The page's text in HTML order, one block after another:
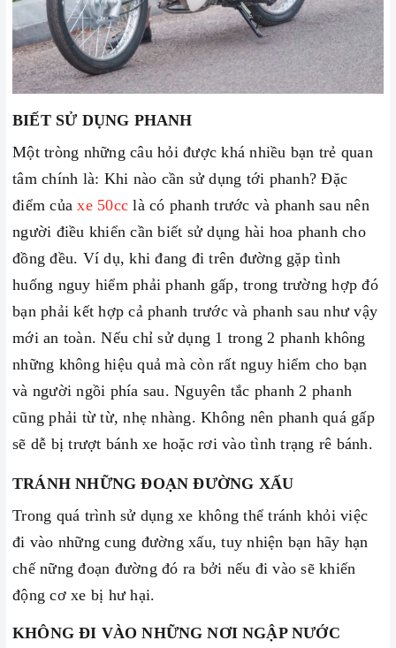
BIẾT SỬ DỤNG PHANH
Một tròng những câu hỏi được khá nhiều bạn trẻ quan
tâm chính là: Khi nào cần sử dụng tới phanh? Đặc
điểm củaxe 50cclà có phanh trước và phanh sau nên
người điều khiển cần biết sử dụng hài hoa phanh cho
đồng đều. Ví dụ, khi đang đi trên đường gặp tình
huống nguy hiểm phải phanh gấp, trong trường hợp đó
bạn phải kết hợp cả phanh trước và phanh sau như vậy
mới an toàn. Nếu chỉ sử dụng 1 trong 2 phanh không
những không hiệu quả mà còn rất nguy hiểm cho bạn
và người ngồi phía sau. Nguyên tắc phanh 2 phanh
cũng phải từ từ, nhẹ nhàng. Không nên phanh quá gấp
sẽ dễ bị trượt bánh xe hoặc rơi vào tình trạng rê bánh.
TRÁNH NHỮNG ĐOẠN ĐƯỜNG XẤU
Trong quá trình sử dụng xe không thể tránh khỏi việc
đi vào những cung đường xấu, tuy nhiện bạn hãy hạn
chế nững đoạn đường đó ra bởi nếu đi vào sẽ khiến
động cơ xe bị hư hại.
KHÔNG ĐI VÀO NHỮNG NƠI NGẬP NƯỚC